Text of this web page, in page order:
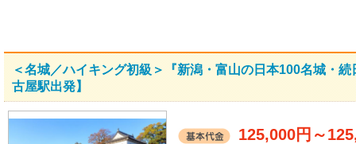
＜名城／ハイキング初級＞『新潟・富山の日本100名城・
古屋駅出発】
125,000円 ～